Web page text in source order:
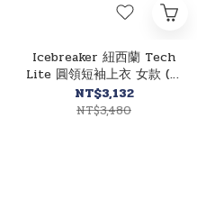
Icebreaker 紐西蘭 Tech
Lite 圓領短袖上衣 女款 (藍
色) 10IB0A57CE
NT$3,132
NT$3,480